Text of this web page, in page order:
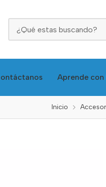
Aprende
Inicio